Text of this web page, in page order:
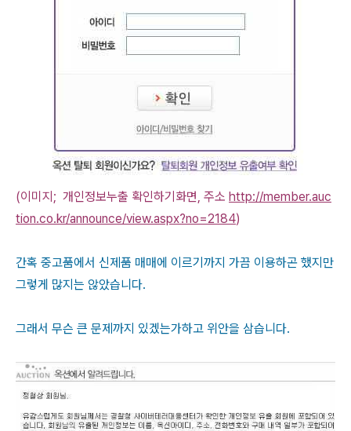
(이미지; 개인정보누출 확인하기화면, 주소 http://member.auc
tion.co.kr/announce/view.aspx?no=2184)
간혹 중고품에서 신제품 매매에 이르기까지 가끔 이용하곤 했지만
그렇게 많지는 않았습니다.
그래서 무슨 큰 문제까지 있겠는가하고 위안을 삼습니다.